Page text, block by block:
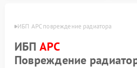
ИБП APC повреждение радиатора
ИБП APC
Повреждение